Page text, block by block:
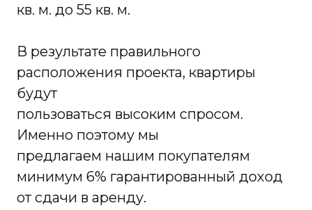
кв. м. до 55 кв. м.
В результате правильного
расположения проекта, квартиры
будут
пользоваться высоким спросом.
Именно поэтому мы
предлагаем нашим покупателям
минимум 6% гарантированный доход
от сдачи в аренду.